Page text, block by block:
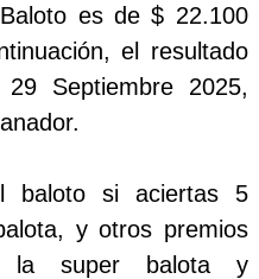
es de $ 22.100
el resultado
Septiembre 2025,
baloto si aciertas 5
y otros premios
la super balota y